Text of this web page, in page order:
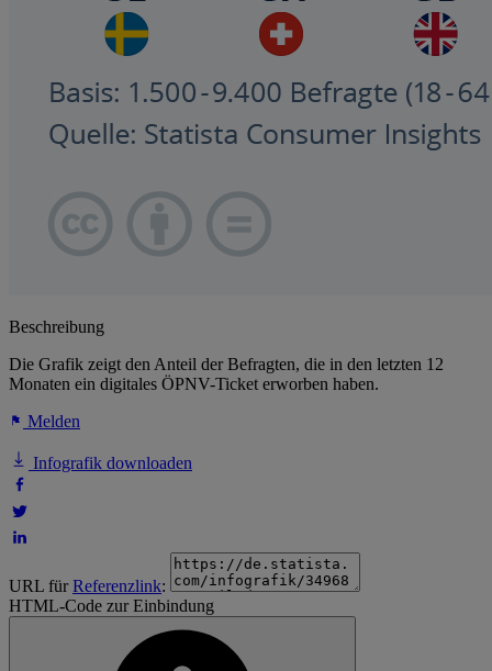
Beschreibung
Die Grafik zeigt den Anteil der Befragten, die in den letzten 12
Monaten ein digitales ÖPNV-Ticket erworben haben.
Melden
Infografik downloaden
URL fürReferenzlink:
HTML-Code zur Einbindung